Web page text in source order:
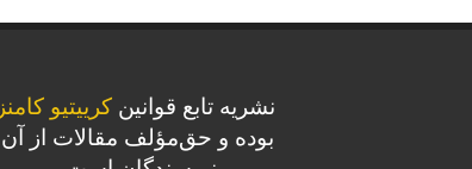
نشریه تابع قوانین کرییتیو کامنز
بوده و حق‌مؤلف مقالات از آن